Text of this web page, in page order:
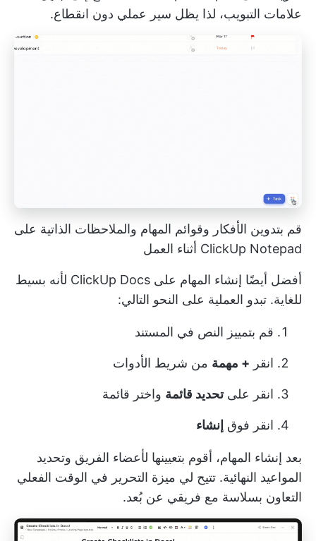
علامات التبويب، لذا يظل سير عملي دون انقطاع.
قم بتدوين الأفكار وقوائم المهام والملاحظات الذاتية على
ClickUp Notepad أثناء العمل
أفضل أيضًا إنشاء المهام على ClickUp Docs لأنه بسيط
للغاية. تبدو العملية على النحو التالي:
قم بتمييز النص في المستند
انقر + مهمة من شريط الأدوات
انقر علىتحديد قائمة واختر قائمة
انقر فوق إنشاء
بعد إنشاء المهام، أقوم بتعيينها لأعضاء الفريق وتحديد
المواعيد النهائية. تتيح لي ميزة التحرير في الوقت الفعلي
التعاون بسلاسة مع فريقي عن بُعد.